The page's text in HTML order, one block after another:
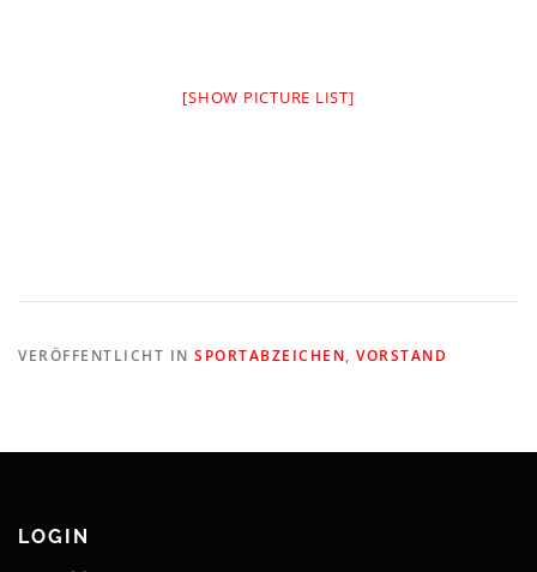
[SHOW PICTURE LIST]
VERÖFFENTLICHT IN SPORTABZEICHEN, VORSTAND
LOGIN